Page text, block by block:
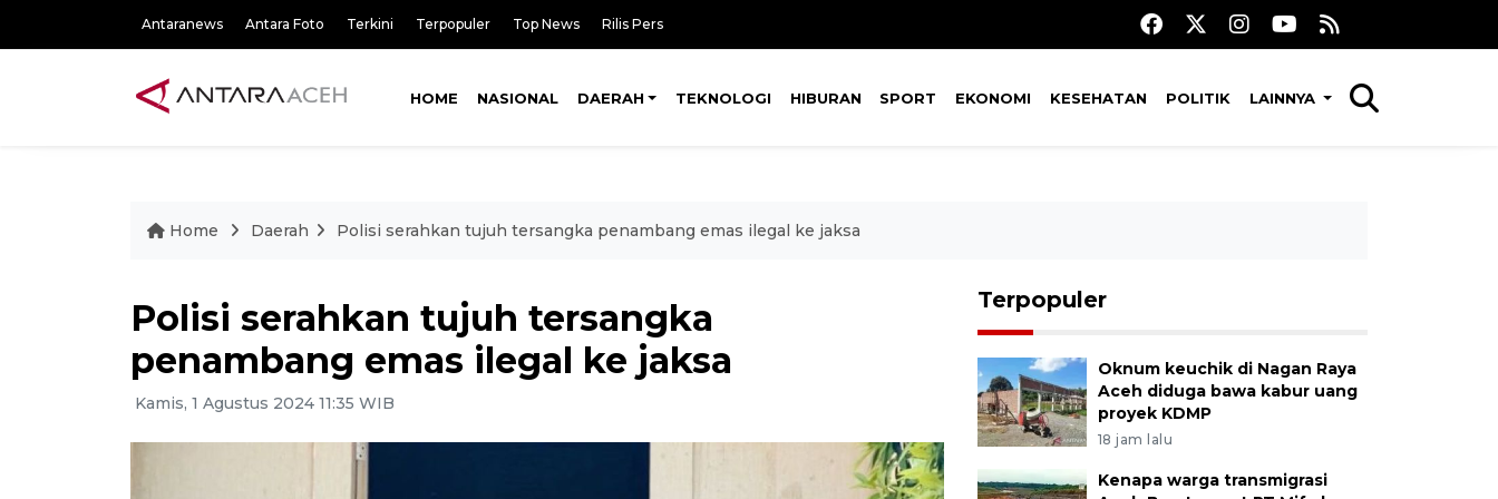
Antaranews Antara Foto Terkini Terpopuler Top News Rilis Pers
HOME NASIONAL DAERAH TEKNOLOGI HIBURAN SPORT EKONOMI KESEHATAN POLITIK LAINNYA
Home Daerah Polisi serahkan tujuh tersangka penambang emas ilegal ke jaksa
Polisi serahkan tujuh tersangka
penambang emas ilegal ke jaksa
Kamis, 1 Agustus 2024 11:35 WIB
Terpopuler
Oknum keuchik di Nagan Raya
Aceh diduga bawa kabur uang
proyek KDMP
18 jam lalu
Kenapa warga transmigrasi